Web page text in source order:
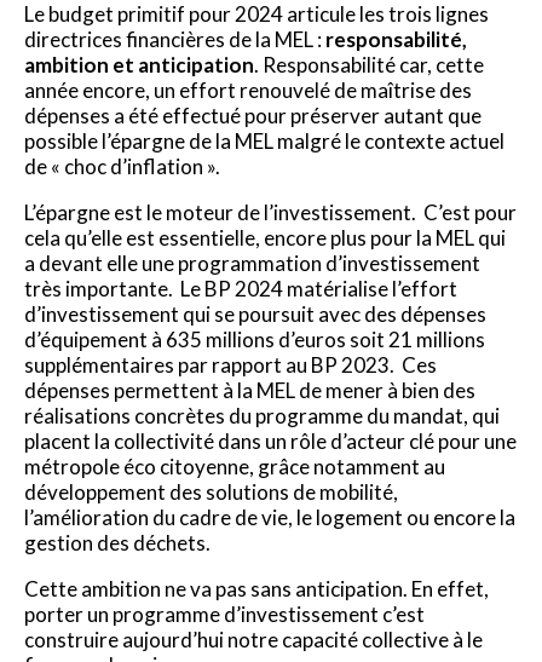
Le budget primitif pour 2024 articule les trois lignes
directrices financières de la MEL :responsabilité,
ambition et anticipation. Responsabilité car, cette
année encore, un effort renouvelé de maîtrise des
dépenses a été effectué pour préserver autant que
possible l’épargne de la MEL malgré le contexte actuel
de « choc d’inflation ».
L’épargne est le moteur de l’investissement. C’est pour
cela qu’elle est essentielle, encore plus pour la MEL qui
a devant elle une programmation d’investissement
très importante. Le BP 2024 matérialise l’effort
d’investissement qui se poursuit avec des dépenses
d’équipement à 635 millions d’euros soit 21 millions
supplémentaires par rapport au BP 2023. Ces
dépenses permettent à la MEL de mener à bien des
réalisations concrètes du programme du mandat, qui
placent la collectivité dans un rôle d’acteur clé pour une
métropole éco citoyenne, grâce notamment au
développement des solutions de mobilité,
l’amélioration du cadre de vie, le logement ou encore la
gestion des déchets.
Cette ambition ne va pas sans anticipation. En effet,
porter un programme d’investissement c’est
construire aujourd’hui notre capacité collective à le